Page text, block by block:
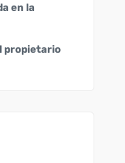
en la
propietario